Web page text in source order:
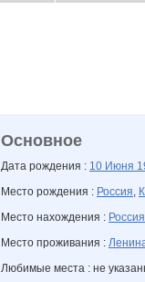
Основное
Дата рождения : 10 Июня
Место рождения : Россия,
Место нахождения : Россия
Место проживания :
Любимые места : не